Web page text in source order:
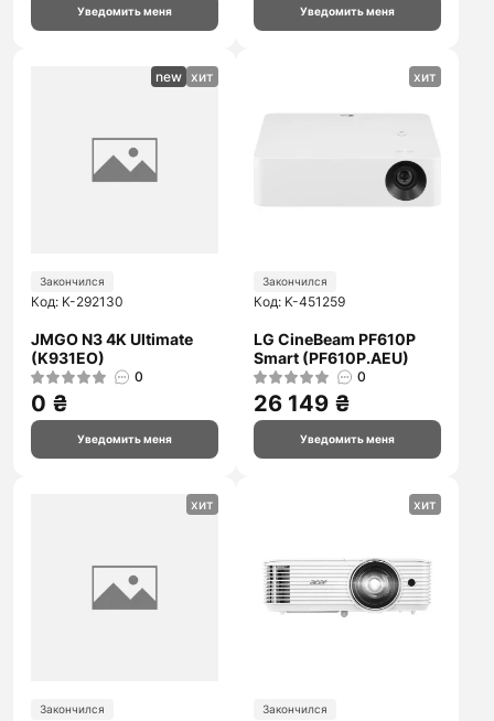
Уведомить меня Уведомить меня
new хит
Закончился
Код: K-292130
JMGO N3 4K Ultimate
(K931EO)
0
0 ₴
Уведомить меня
хит
Закончился
Код: K-451259
LG CineBeam PF610P
Smart (PF610P.AEU)
0
26 149 ₴
Уведомить меня
хит
Закончился
хит
Закончился